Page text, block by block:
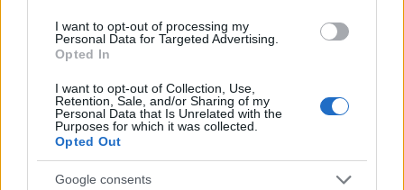
I want to opt-out of processing my
Personal Data for Targeted Advertising.
Opted In
I want to opt-out of Collection, Use,
Retention, Sale, and/or Sharing of my
Personal Data that Is Unrelated with the
Purposes for which it was collected.
Opted Out
Google consents